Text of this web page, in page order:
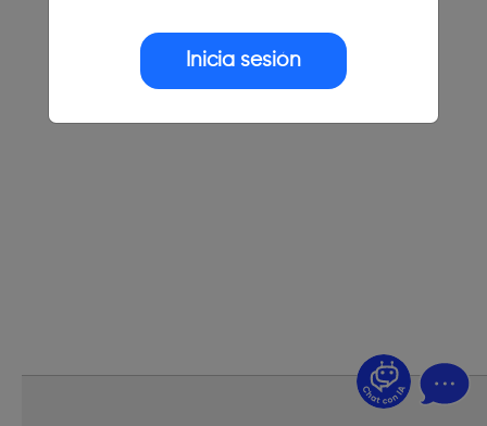
Inicia sesión